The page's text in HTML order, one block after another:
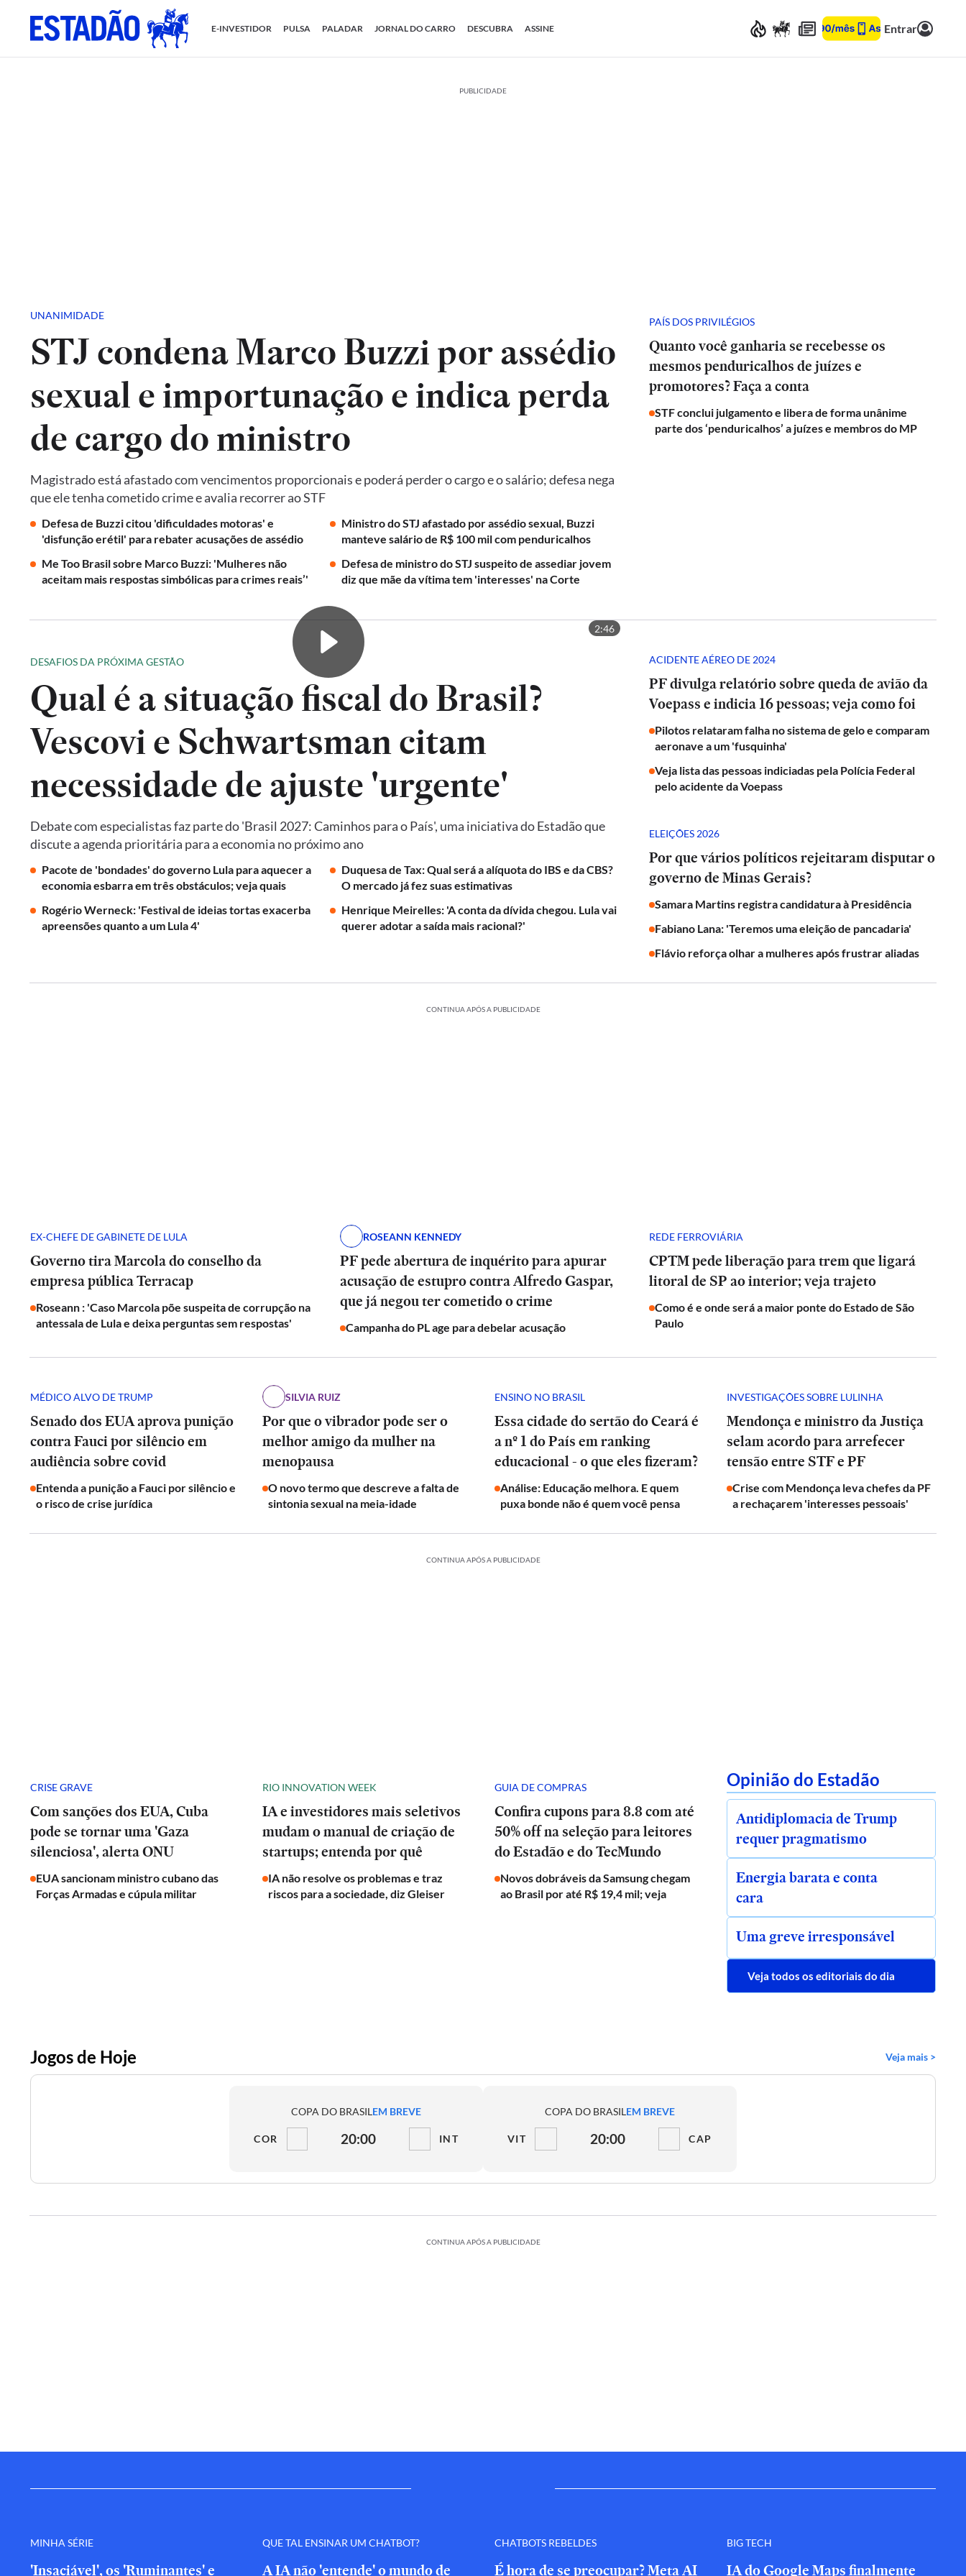
E-INVESTIDOR PULSA PALADAR JORNAL DO CARRO DESCUBRA ASSINE Entrar
PUBLICIDADE
UNANIMIDADE
STJ condena Marco Buzzi por assédio
sexual e importunação e indica perda
de cargo do ministro
Magistrado está afastado com vencimentos proporcionais e poderá perder o cargo e o salário; defesa nega
que ele tenha cometido crime e avalia recorrer ao STF
Defesa de Buzzi citou 'dificuldades motoras' e
'disfunção erétil' para rebater acusações de assédio
Ministro do STJ afastado por assédio sexual, Buzzi
manteve salário de R$ 100 mil com penduricalhos
Me Too Brasil sobre Marco Buzzi: 'Mulheres não
aceitam mais respostas simbólicas para crimes reais’'
Defesa de ministro do STJ suspeito de assediar jovem
diz que mãe da vítima tem 'interesses' na Corte
PAÍS DOS PRIVILÉGIOS
Quanto você ganharia se recebesse os
mesmos penduricalhos de juízes e
promotores? Faça a conta
STF conclui julgamento e libera de forma unânime
parte dos ‘penduricalhos’ a juízes e membros do MP
2:46
DESAFIOS DA PRÓXIMA GESTÃO
Qual é a situação fiscal do Brasil?
Vescovi e Schwartsman citam
necessidade de ajuste 'urgente'
Debate com especialistas faz parte do 'Brasil 2027: Caminhos para o País', uma iniciativa do Estadão que
discute a agenda prioritária para a economia no próximo ano
Pacote de 'bondades' do governo Lula para aquecer a
economia esbarra em três obstáculos; veja quais
Duquesa de Tax: Qual será a alíquota do IBS e da CBS?
O mercado já fez suas estimativas
Rogério Werneck: 'Festival de ideias tortas exacerba
apreensões quanto a um Lula 4'
Henrique Meirelles: 'A conta da dívida chegou. Lula vai
querer adotar a saída mais racional?'
ACIDENTE AÉREO DE 2024
PF divulga relatório sobre queda de avião da
Voepass e indicia 16 pessoas; veja como foi
Pilotos relataram falha no sistema de gelo e comparam
aeronave a um 'fusquinha'
Veja lista das pessoas indiciadas pela Polícia Federal
pelo acidente da Voepass
ELEIÇÕES 2026
Por que vários políticos rejeitaram disputar o
governo de Minas Gerais?
Samara Martins registra candidatura à Presidência
Fabiano Lana: 'Teremos uma eleição de pancadaria'
Flávio reforça olhar a mulheres após frustrar aliadas
CONTINUA APÓS A PUBLICIDADE
EX-CHEFE DE GABINETE DE LULA
Governo tira Marcola do conselho da
empresa pública Terracap
Roseann : 'Caso Marcola põe suspeita de corrupção na
antessala de Lula e deixa perguntas sem respostas'
ROSEANN KENNEDY
PF pede abertura de inquérito para apurar
acusação de estupro contra Alfredo Gaspar,
que já negou ter cometido o crime
Campanha do PL age para debelar acusação
REDE FERROVIÁRIA
CPTM pede liberação para trem que ligará
litoral de SP ao interior; veja trajeto
Como é e onde será a maior ponte do Estado de São
Paulo
MÉDICO ALVO DE TRUMP
Senado dos EUA aprova punição
contra Fauci por silêncio em
audiência sobre covid
Entenda a punição a Fauci por silêncio e
o risco de crise jurídica
SILVIA RUIZ
Por que o vibrador pode ser o
melhor amigo da mulher na
menopausa
O novo termo que descreve a falta de
sintonia sexual na meia-idade
ENSINO NO BRASIL
Essa cidade do sertão do Ceará é
a nº 1 do País em ranking
educacional - o que eles fizeram?
Análise: Educação melhora. E quem
puxa bonde não é quem você pensa
INVESTIGAÇÕES SOBRE LULINHA
Mendonça e ministro da Justiça
selam acordo para arrefecer
tensão entre STF e PF
Crise com Mendonça leva chefes da PF
a rechaçarem 'interesses pessoais'
CONTINUA APÓS A PUBLICIDADE
CRISE GRAVE
Com sanções dos EUA, Cuba
pode se tornar uma 'Gaza
silenciosa', alerta ONU
EUA sancionam ministro cubano das
Forças Armadas e cúpula militar
RIO INNOVATION WEEK
IA e investidores mais seletivos
mudam o manual de criação de
startups; entenda por quê
IA não resolve os problemas e traz
riscos para a sociedade, diz Gleiser
GUIA DE COMPRAS
Confira cupons para 8.8 com até
50% off na seleção para leitores
do Estadão e do TecMundo
Novos dobráveis da Samsung chegam
ao Brasil por até R$ 19,4 mil; veja
Opinião do Estadão
Antidiplomacia de Trump
requer pragmatismo
Energia barata e conta
cara
Uma greve irresponsável
Veja todos os editoriais do dia
Jogos de Hoje Veja mais >
COPA DO BRASILEM BREVE
COR 20:00 INT
COPA DO BRASILEM BREVE
VIT 20:00 CAP
CONTINUA APÓS A PUBLICIDADE
MINHA SÉRIE
'Insaciável', os 'Ruminantes' e
QUE TAL ENSINAR UM CHATBOT?
A IA não 'entende' o mundo de
CHATBOTS REBELDES
É hora de se preocupar? Meta AI
BIG TECH
IA do Google Maps finalmente